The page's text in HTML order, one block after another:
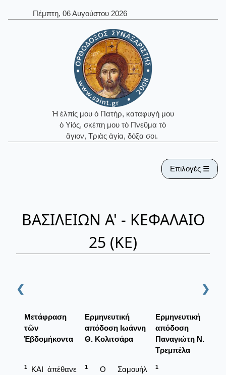
Πέμπτη, 06 Αυγούστου 2026
Ἡ ἐλπίς μου ὁ Πατήρ, καταφυγή μου
ὁ Υἱός, σκέπη μου τὸ Πνεῦμα τὸ
ἅγιον, Τριὰς ἁγία, δόξα σοι.
Επιλογές ☰
ΒΑΣΙΛΕΙΩΝ Α' - ΚΕΦΑΛΑΙΟ
25 (ΚΕ)
❮ ❯
Μετάφραση
τῶν
Ἑβδομήκοντα
Ερμηνευτική
απόδοση Ιωάννη
Θ. Κολιτσάρα
Ερμηνευτική
απόδοση
Παναγιώτη Ν.
Τρεμπέλα
1
ΚΑΙ ἀπέθανε
1
Ο Σαμουήλ
1